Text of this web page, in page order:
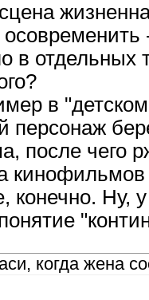
в
в
персонаж
после чего
конечно.
когда жена